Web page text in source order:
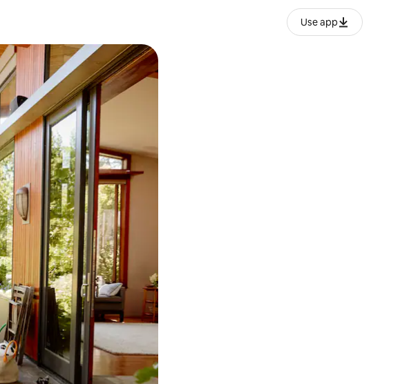
Use app
y hacia abajo, o bien tocando y deslizando la pantalla.